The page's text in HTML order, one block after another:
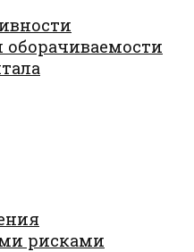
оборачиваемости
рисками